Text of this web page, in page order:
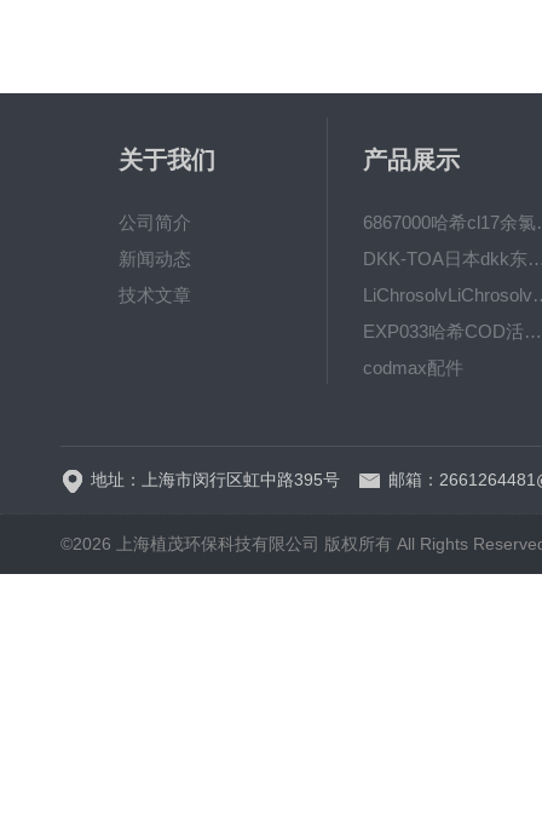
关于我们
公司简介
新闻动态
技术文章
产品展示
6867000
DKK-TOA日本dkk东亚电
EXP033哈希COD活塞泵价格 EXP033
codmax配件
地址：上海市闵行区虹中路395号 邮箱：
©2026 上海植茂环保科技有限公司 版权所有 All Rights